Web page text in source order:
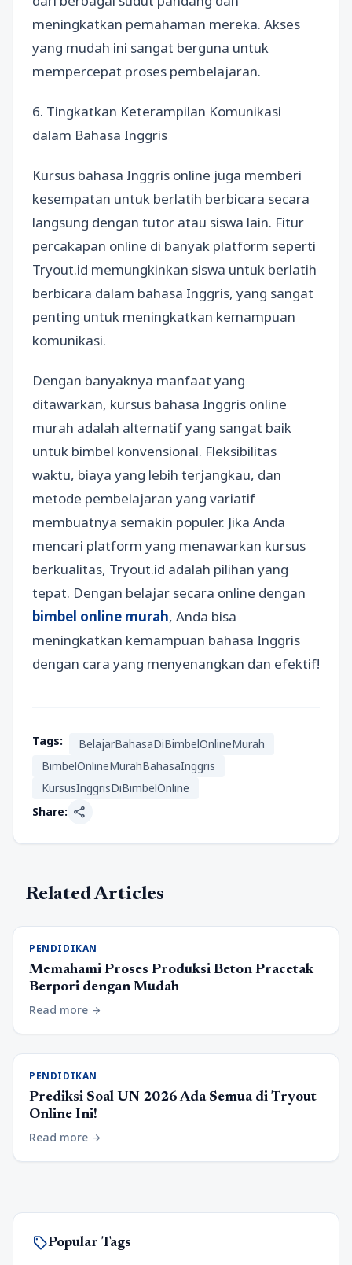
meningkatkan pemahaman mereka. Akses
yang mudah ini sangat berguna untuk
mempercepat proses pembelajaran.
6. Tingkatkan Keterampilan Komunikasi
dalam Bahasa Inggris
Kursus bahasa Inggris online juga memberi
kesempatan untuk berlatih berbicara secara
langsung dengan tutor atau siswa lain. Fitur
percakapan online di banyak platform seperti
Tryout.id memungkinkan siswa untuk berlatih
berbicara dalam bahasa Inggris, yang sangat
penting untuk meningkatkan kemampuan
komunikasi.
Dengan banyaknya manfaat yang
ditawarkan, kursus bahasa Inggris online
murah adalah alternatif yang sangat baik
untuk bimbel konvensional. Fleksibilitas
waktu, biaya yang lebih terjangkau, dan
metode pembelajaran yang variatif
membuatnya semakin populer. Jika Anda
mencari platform yang menawarkan kursus
berkualitas, Tryout.id adalah pilihan yang
tepat. Dengan belajar secara online dengan
bimbel online murah, Anda bisa
meningkatkan kemampuan bahasa Inggris
dengan cara yang menyenangkan dan efektif!
Tags:
BelajarBahasaDiBimbelOnlineMurah
BimbelOnlineMurahBahasaInggris
KursusInggrisDiBimbelOnline
Share: share
Related Articles
PENDIDIKAN
Memahami Proses Produksi Beton Pracetak
Berpori dengan Mudah
Read more arrow_forward
PENDIDIKAN
Prediksi Soal UN 2026 Ada Semua di Tryout
Online Ini!
Read more arrow_forward
sellPopular Tags